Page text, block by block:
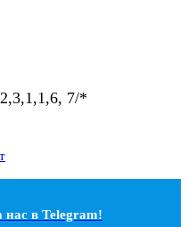
7/*
в Telegram!